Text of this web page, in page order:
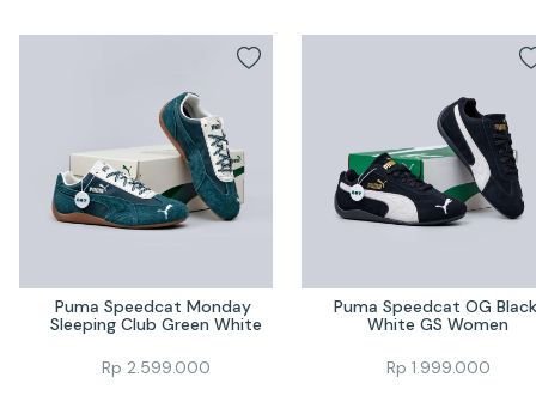
Puma Speedcat Monday
Sleeping Club Green White
Rp 2.599.000
Puma Speedcat OG Black
White GS Women
Rp 1.999.000